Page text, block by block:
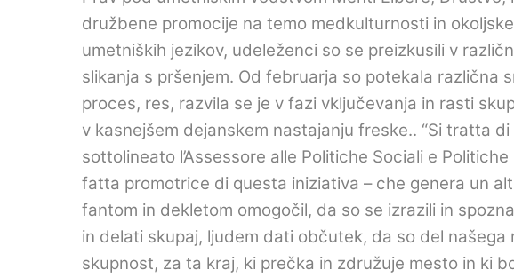
družbene promocije na temo medkulturnosti in
umetniških jezikov, udeleženci so se preizkusili v
slikanja s pršenjem. Od februarja so potekala različna
proces, res, razvila se je v fazi vključevanja in rasti
v kasnejšem dejanskem nastajanju freske.. “Si tratta
sottolineato l’Assessore alle Politiche Sociali e
fatta promotrice di questa iniziativa – che genera un
fantom in dekletom omogočil, da so se izrazili in
in delati skupaj, ljudem dati občutek, da so del
skupnost, za ta kraj, ki prečka in združuje mesto in ki